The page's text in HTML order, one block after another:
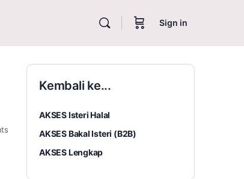
Sign in
Kembali ke...
AKSES Isteri Halal
AKSES Bakal Isteri (B2B)
AKSES Lengkap